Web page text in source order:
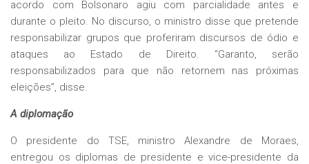
acordo com Bolsonaro agiu com parcialidade antes e
durante o pleito. No discurso, o ministro disse que pretende
responsabilizar grupos que proferiram discursos de ódio e
ataques ao Estado de Direito. “Garanto, serão
responsabilizados para que não retornem nas próximas
eleições”, disse.
A diplomação
O presidente do TSE, ministro Alexandre de Moraes,
entregou os diplomas de presidente e vice-presidente da